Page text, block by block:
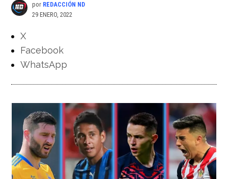
por REDACCIÓN ND
29 ENERO, 2022
X
Facebook
WhatsApp